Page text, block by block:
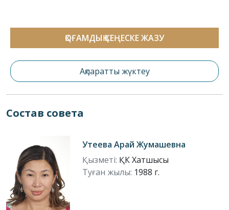
ҚОҒАМДЫҚ КЕҢЕСКЕ ЖАЗУ
Ақпаратты жүктеу
Состав совета
Утеева Арай Жумашевна
Қызметі: ҚК Хатшысы
Туған жылы: 1988 г.